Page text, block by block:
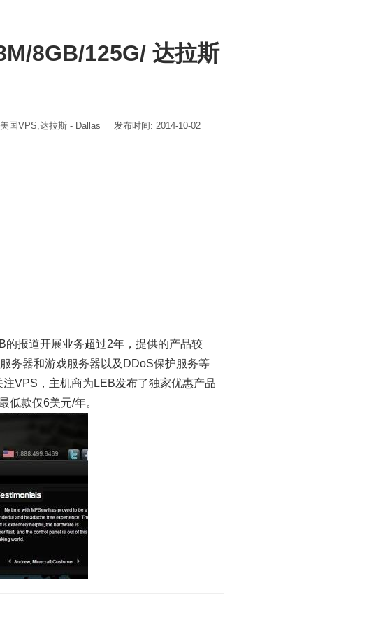
8GB/125G/ 达拉斯
美国VPS,达拉斯 - Dallas
发布时间: 2014-10-02
报道开展业务超过2年，提供的产品较
务器和游戏服务器以及DDoS保护服务等
VPS，主机商为LEB发布了独家优惠产品
低款仅6美元/年。